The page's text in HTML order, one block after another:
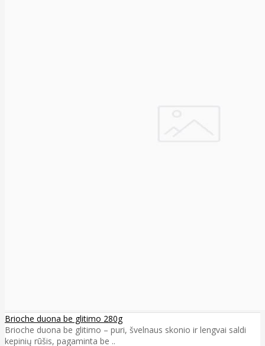
Brioche duona be glitimo 280g
Brioche duona be glitimo – puri, švelnaus skonio ir lengvai saldi
kepinių rūšis, pagaminta be ..